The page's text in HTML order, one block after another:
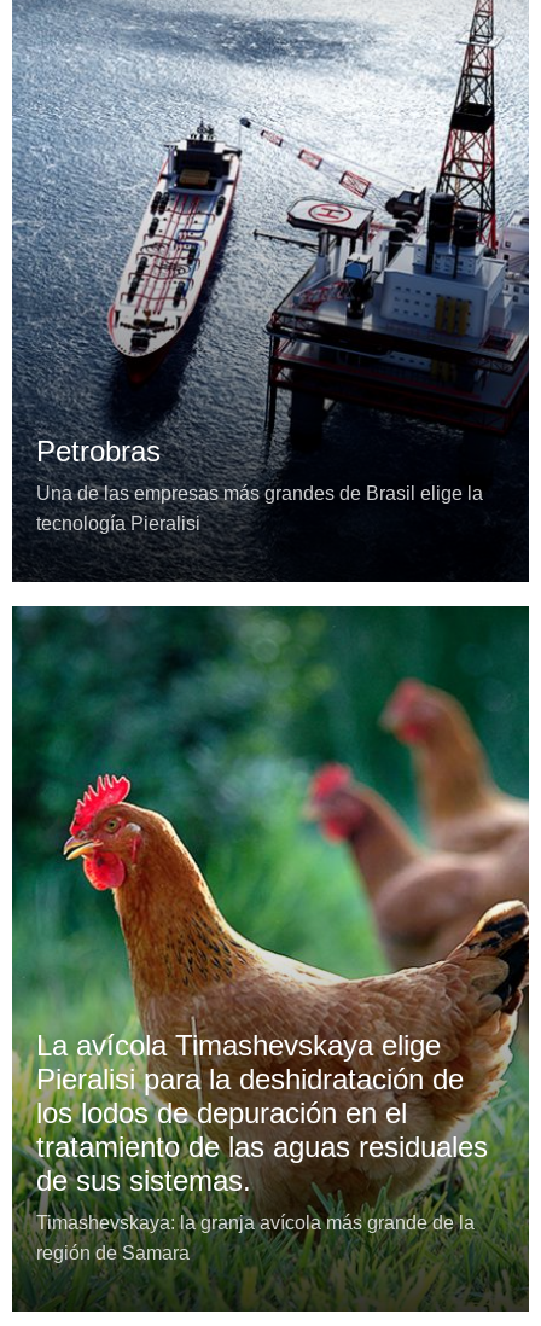
Petrobras
Una de las empresas más grandes de Brasil elige la
tecnología Pieralisi
La avícola Timashevskaya elige
Pieralisi para la deshidratación de
los lodos de depuración en el
tratamiento de las aguas residuales
de sus sistemas.
Timashevskaya: la granja avícola más grande de la
región de Samara